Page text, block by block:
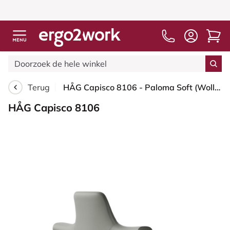
Terug HÅG Capisco 8106 - Paloma Soft (Wollsdorf) - Semi-aniline Leder - ATG55115 - Warm grey - Blush Rose - 200 mm (Zithoogte 46-64mm) - Glijdoppen
HÅG Capisco 8106